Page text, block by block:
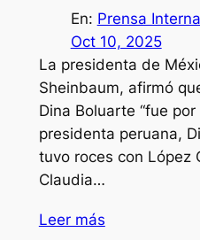
En: Prensa
Oct 10, 2025
La presidenta de
Sheinbaum, afirmó
Dina Boluarte “fue
presidenta peruana,
tuvo roces con López
Claudia…
Leer más